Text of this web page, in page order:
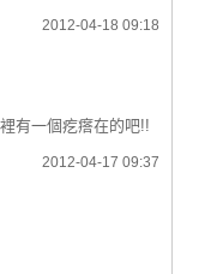
2012-04-18 09:18
有一個疙瘩在的吧!!
2012-04-17 09:37